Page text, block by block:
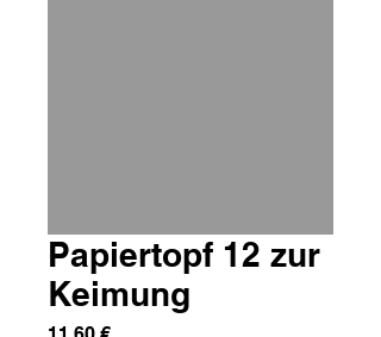
Papiertopf 12 zur
Keimung